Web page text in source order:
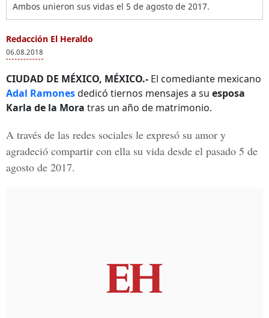
Ambos unieron sus vidas el 5 de agosto de 2017.
Redacción El Heraldo
06.08.2018
CIUDAD DE MÉXICO, MÉXICO.- El comediante mexicano
Adal Ramonesdedicó tiernos mensajes a su esposa
Karla de la Mora tras un año de matrimonio.
A través de las redes sociales le expresó su amor y
agradeció compartir con ella su vida desde el pasado 5 de
agosto de 2017.